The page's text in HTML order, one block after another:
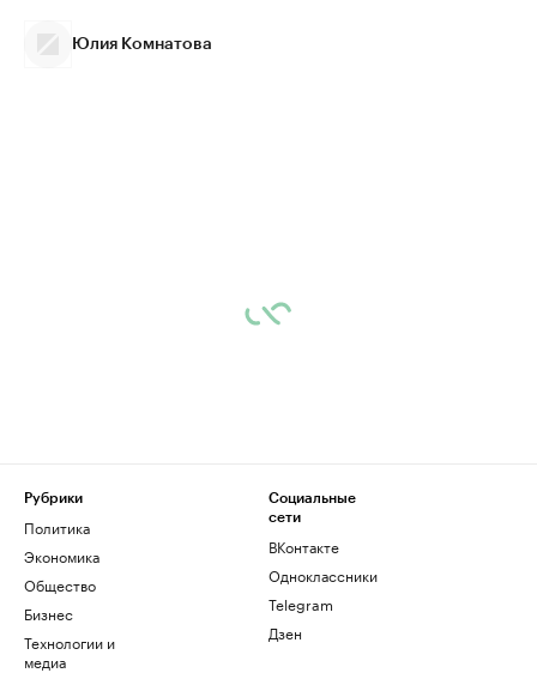
Юлия Комнатова
Рубрики
Политика
Экономика
Общество
Бизнес
Технологии и
медиа
Социальные
сети
ВКонтакте
Одноклассники
Telegram
Дзен